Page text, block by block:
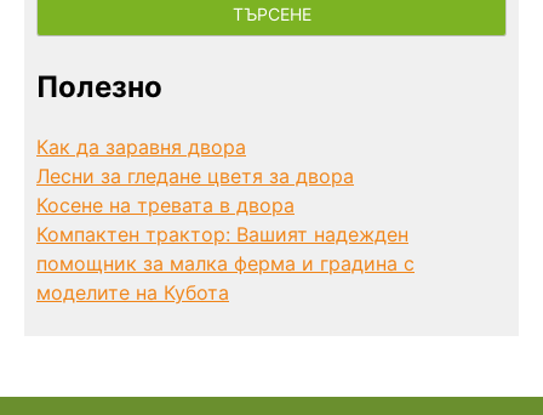
Полезно
Как да заравня двора
Лесни за гледане цветя за двора
Косене на тревата в двора
Компактен трактор: Вашият надежден
помощник за малка ферма и градина с
моделите на Кубота